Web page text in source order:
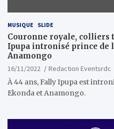
MUSIQUE SLIDE
Couronne royale,
Ipupa intronisé prince de
Anamongo
16/11/2022
Redaction Eventsrdc
À 44 ans, Fally Ipupa est
Ekonda et Anamongo.